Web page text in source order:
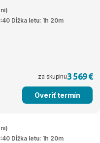
Dĺžka letu: 1h 20m
za skupinu3 569 €
Overiť termín
Dĺžka letu: 1h 20m